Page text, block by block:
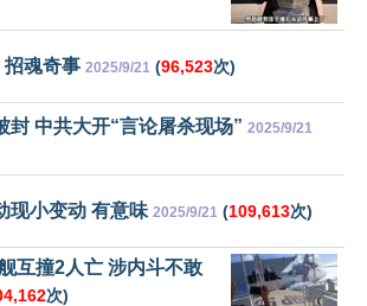
招魂奇事 2025/9/21 (96,523次)
封 中共大开“言论屠杀现场” 2025/9/21
现小变动 有意味 2025/9/21 (109,613次)
互撞2人亡 涉内斗不敢
次)